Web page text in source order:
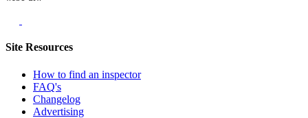
Site Resources
How to find an inspector
FAQ's
Changelog
Advertising